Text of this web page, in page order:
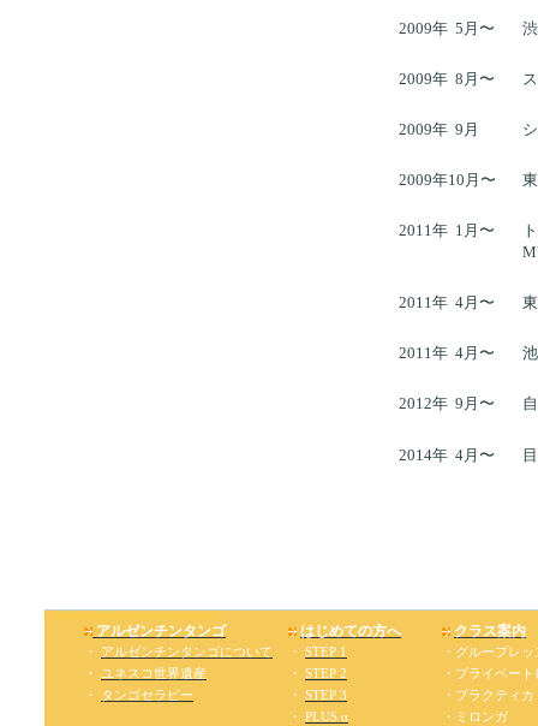
2009年 5月〜
2009年 8月〜
2009年 9月
2009年10月〜
2011年 1月〜
2011年 4月〜
2011年 4月〜
2012年 9月〜
2014年 4月〜
Traditional Argentine Tango Dance School
アルゼンチンタンゴ はじめての方へ クラス案内
・ アルゼンチンタンゴについて ・ STEP 1
・グループレッ
・
ユネスコ世界遺産 ・ STEP 2
・プライベー
・ タンゴセラピー ・ STEP 3
・プラクティカ
・ PLUS α ・ミロンガ